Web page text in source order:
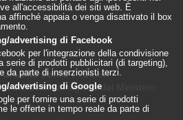
la Lotta conto i Tumori
associativa, vigilato dal Ministero
all'accessibilità dei siti web. È
affinché appaia o venga disattivato il box
advertising di Facebook
per l'integrazione della condivisione
serie di prodotti pubblicitari (di targeting),
da parte di inserzionisti terzi.
advertising di Google
per fornire una serie di prodotti
le offerte in tempo reale da parte di